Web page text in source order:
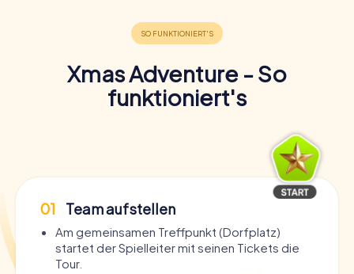
Xmas Adventure - So
funktioniert's
01 Team aufstellen
Am gemeinsamen Treffpunkt (Dorfplatz)
startet der Spielleiter mit seinen Tickets die
Tour.